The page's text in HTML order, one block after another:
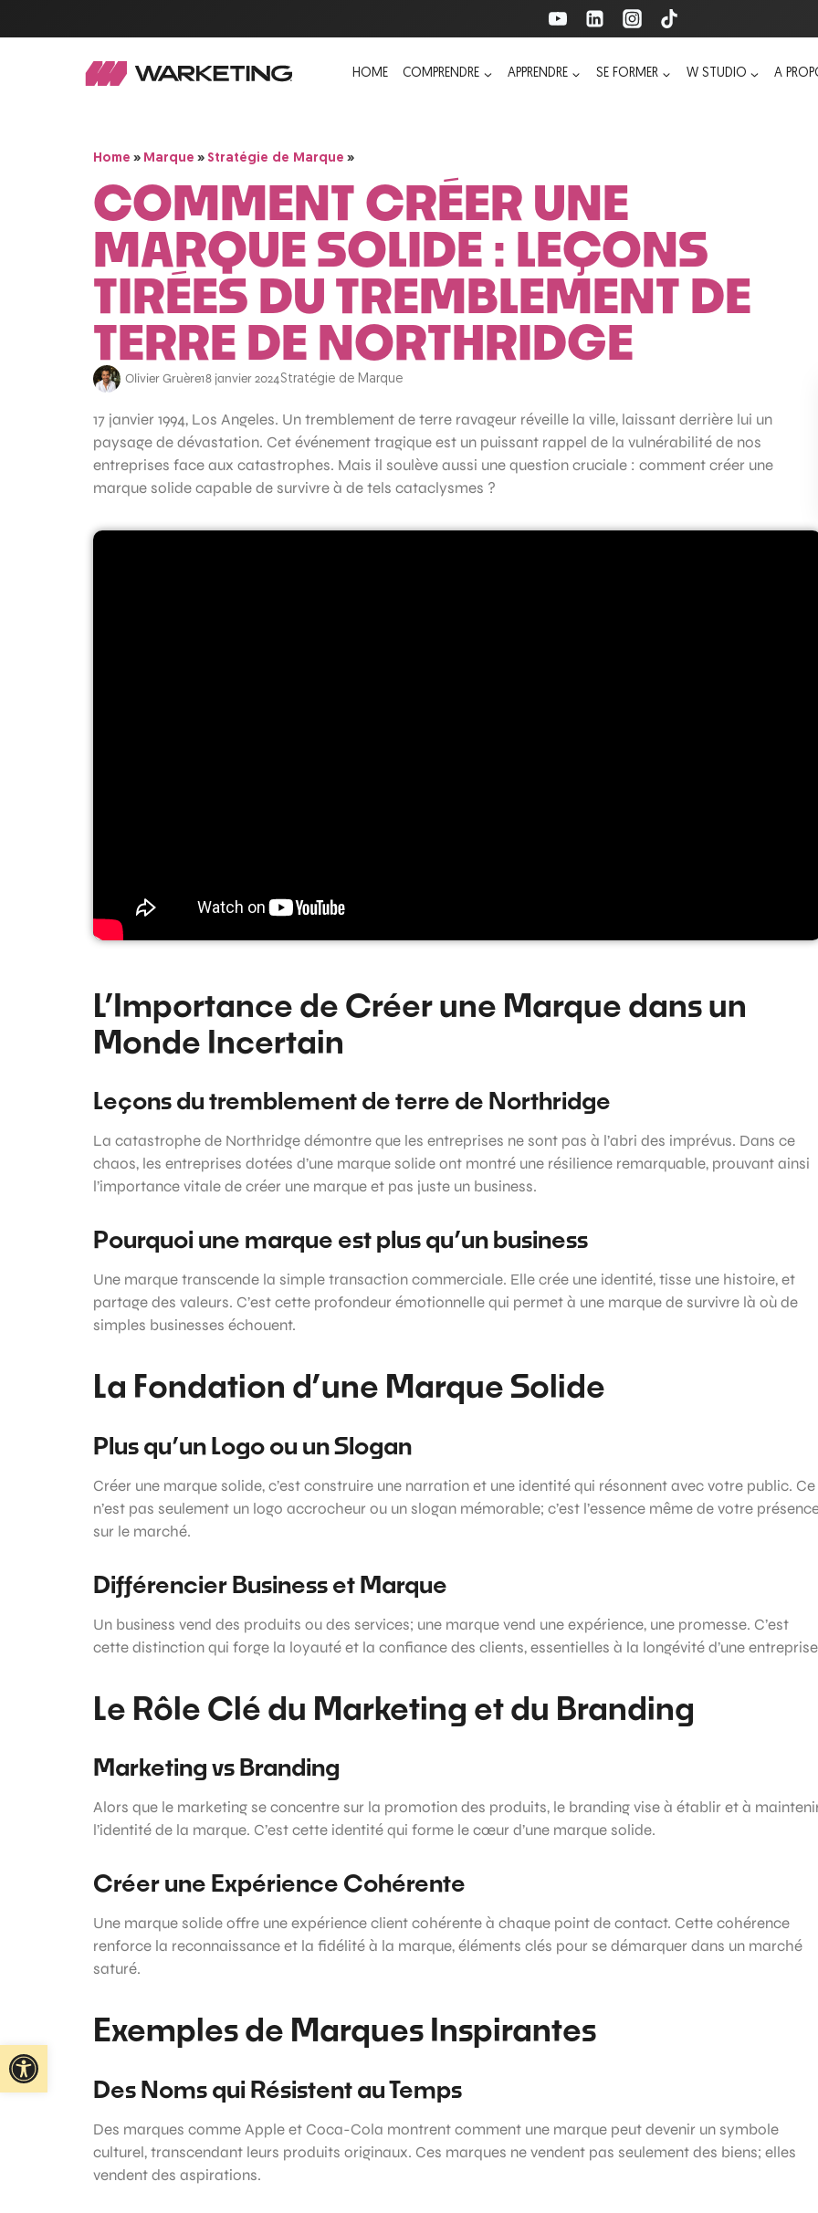
HOME COMPRENDRE APPRENDRE SE FORMER W STUDIO A
Home » Marque » Stratégie de Marque »
COMMENT CRÉER UNE
MARQUE SOLIDE : LEÇONS
TIRÉES DU TREMBLEMENT DE
TERRE DE NORTHRIDGE
Olivier Gruère18 janvier 2024Stratégie de Marque
17 janvier 1994, Los Angeles. Un tremblement de terre ravageur réveille la ville, laissant derrière lui un
paysage de dévastation. Cet événement tragique est un puissant rappel de la vulnérabilité de nos
entreprises face aux catastrophes. Mais il soulève aussi une question cruciale : comment créer une
marque solide capable de survivre à de tels cataclysmes ?
L’Importance de Créer une Marque dans un
Monde Incertain
Leçons du tremblement de terre de Northridge
La catastrophe de Northridge démontre que les entreprises ne sont pas à l’abri des imprévus. Dans ce
chaos, les entreprises dotées d’une marque solide ont montré une résilience remarquable, prouvant ainsi
l’importance vitale de créer une marque et pas juste un business.
Pourquoi une marque est plus qu’un business
Une marque transcende la simple transaction commerciale. Elle crée une identité, tisse une histoire, et
partage des valeurs. C’est cette profondeur émotionnelle qui permet à une marque de survivre là où de
simples businesses échouent.
La Fondation d’une Marque Solide
Plus qu’un Logo ou un Slogan
Créer une marque solide, c’est construire une narration et une identité qui résonnent avec votre public. Ce
n’est pas seulement un logo accrocheur ou un slogan mémorable; c’est l’essence même de votre
sur le marché.
Différencier Business et Marque
Un business vend des produits ou des services; une marque vend une expérience, une promesse. C’est
cette distinction qui forge la loyauté et la confiance des clients, essentielles à la longévité d’une
Le Rôle Clé du Marketing et du Branding
Marketing vs Branding
Alors que le marketing se concentre sur la promotion des produits, le branding vise à établir et à
l’identité de la marque. C’est cette identité qui forme le cœur d’une marque solide.
Créer une Expérience Cohérente
Une marque solide offre une expérience client cohérente à chaque point de contact. Cette cohérence
renforce la reconnaissance et la fidélité à la marque, éléments clés pour se démarquer dans un marché
saturé.
Exemples de Marques Inspirantes
Des Noms qui Résistent au Temps
Des marques comme Apple et Coca-Cola montrent comment une marque peut devenir un symbole
culturel, transcendant leurs produits originaux. Ces marques ne vendent pas seulement des biens; elles
vendent des aspirations.
Ouvrir la barre d’outils